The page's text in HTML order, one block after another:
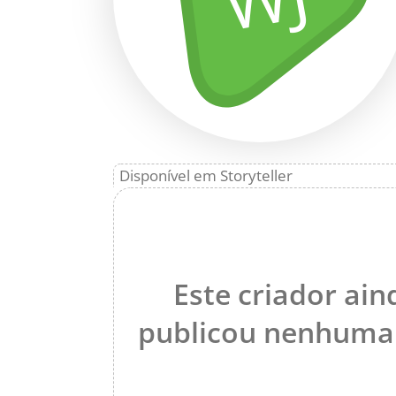
Disponível em Storyteller
Este criador
publicou